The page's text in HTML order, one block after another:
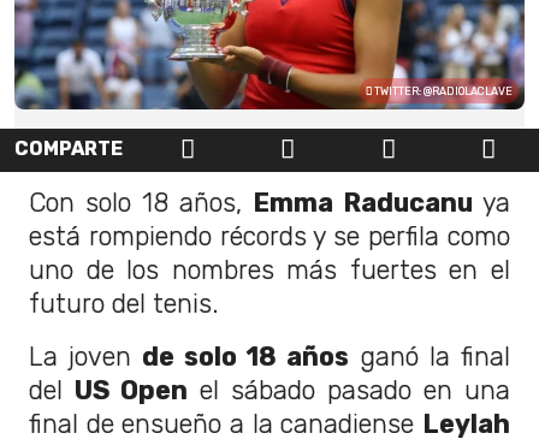
TWITTER: @RADIOLACLAVE
COMPARTE
Con solo 18 años, Emma Raducanu ya
está rompiendo récords y se perfila como
uno de los nombres más fuertes en el
futuro del tenis.
La joven de solo 18 años ganó la final
del US Open el sábado pasado en una
final de ensueño a la canadiense Leylah